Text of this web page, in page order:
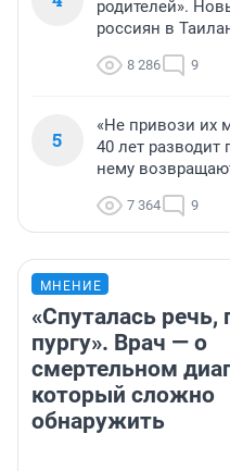
родителей».
россиян в
8 286 9
5
«Не привози их
40 лет разводит
нему
7 364 9
МНЕНИЕ
«Спуталась речь,
пургу». Врач — о
смертельном
который сложно
обнаружить